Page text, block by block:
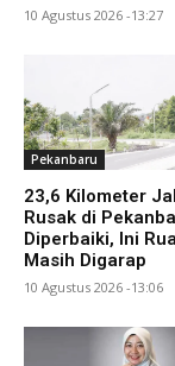
10 Agustus 2026 -13:27
Pekanbaru
23,6 Kilometer
Rusak di
Diperbaiki, Ini
Masih Digarap
10 Agustus 2026 -13:06